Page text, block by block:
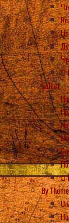
Select
By Theme